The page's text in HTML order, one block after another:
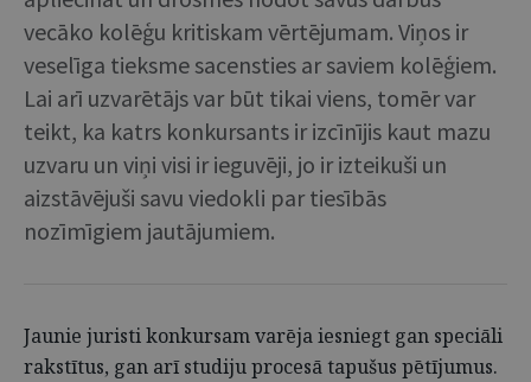
vecāko kolēģu kritiskam vērtējumam. Viņos ir
veselīga tieksme sacensties ar saviem kolēģiem.
Lai arī uzvarētājs var būt tikai viens, tomēr var
teikt, ka katrs konkursants ir izcīnījis kaut mazu
uzvaru un viņi visi ir ieguvēji, jo ir izteikuši un
aizstāvējuši savu viedokli par tiesībās
nozīmīgiem jautājumiem.
Jaunie juristi konkursam varēja iesniegt gan speciāli
rakstītus, gan arī studiju procesā tapušus pētījumus.